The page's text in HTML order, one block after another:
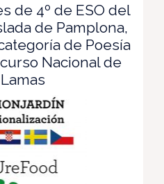
de 4º de ESO del
de Pamplona,
de Poesía
Nacional de